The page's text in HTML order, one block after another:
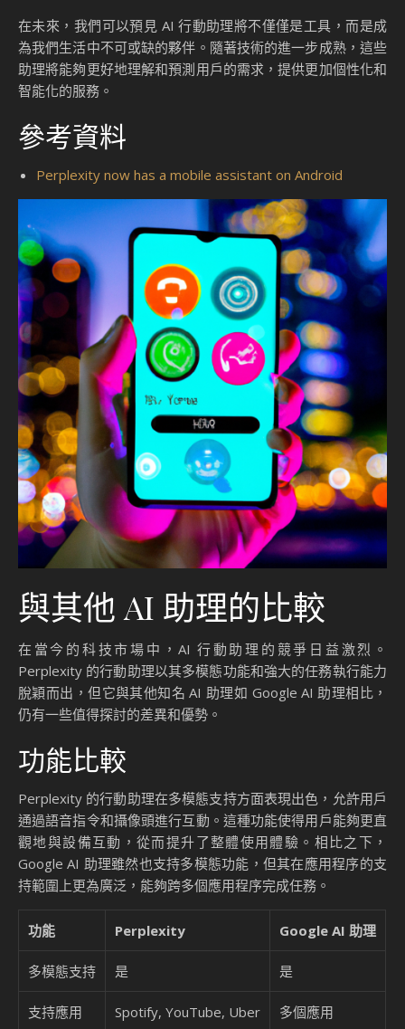
在未來，我們可以預見 AI 行動助理將不僅僅是工具，而是成
為我們生活中不可或缺的夥伴。隨著技術的進一步成熟，這些
助理將能夠更好地理解和預測用戶的需求，提供更加個性化和
智能化的服務。
參考資料
Perplexity now has a mobile assistant on Android
與其他 AI 助理的比較
在當今的科技市場中，AI 行動助理的競爭日益激烈。
Perplexity 的行動助理以其多模態功能和強大的任務執行能力
脫穎而出，但它與其他知名 AI 助理如 Google AI 助理相比，
仍有一些值得探討的差異和優勢。
功能比較
Perplexity 的行動助理在多模態支持方面表現出色，允許用戶
通過語音指令和攝像頭進行互動。這種功能使得用戶能夠更直
觀地與設備互動，從而提升了整體使用體驗。相比之下，
Google AI 助理雖然也支持多模態功能，但其在應用程序的支
持範圍上更為廣泛，能夠跨多個應用程序完成任務。
功能 Perplexity Google AI 助理
多模態支持 是 是
支持應用 Spotify, YouTube, Uber 多個應用